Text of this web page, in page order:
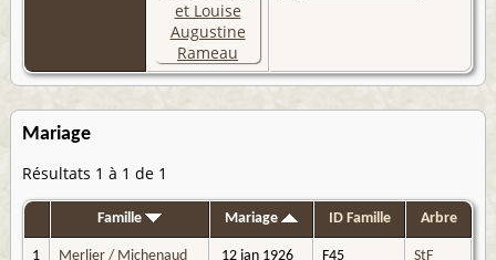
Mariage
Résultats 1 à 1 de 1
Famille Mariage ID Famille Arbre
1 Merlier / Michenaud 12 jan 1926 F45 StF